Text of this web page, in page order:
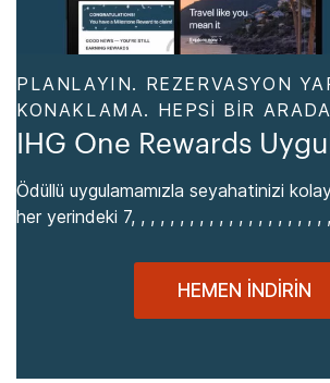
PLANLAYIN. REZERVASYON
KONAKLAMA. HEPSI BIR
IHG One Rewards
Ödüllü uygulamamızla seyahatinizi
her yerindeki 7, , , , , , , , , , , , , , , , , , , ,
HEMEN İNDIRIN